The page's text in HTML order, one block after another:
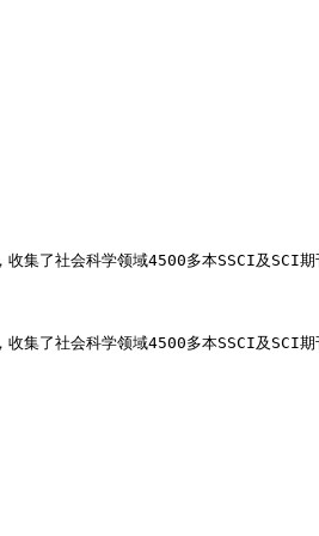
收集了社会科学领域4500多本SSCI及SCI
收集了社会科学领域4500多本SSCI及SCI